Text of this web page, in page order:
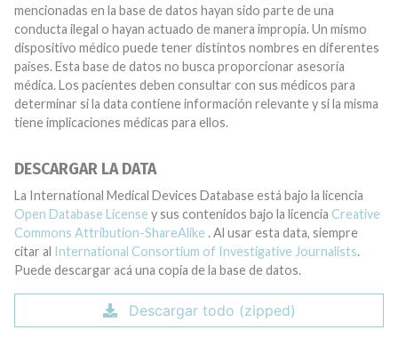
mencionadas en la base de datos hayan sido parte de una
conducta ilegal o hayan actuado de manera impropia. Un mismo
dispositivo médico puede tener distintos nombres en diferentes
países. Esta base de datos no busca proporcionar asesoría
médica. Los pacientes deben consultar con sus médicos para
determinar si la data contiene información relevante y si la misma
tiene implicaciones médicas para ellos.
DESCARGAR LA DATA
La International Medical Devices Database está bajo la licencia
Open Database License y sus contenidos bajo la licencia Creative
Commons Attribution-ShareAlike . Al usar esta data, siempre
citar al International Consortium of Investigative Journalists.
Puede descargar acá una copia de la base de datos.
Descargar todo (zipped)